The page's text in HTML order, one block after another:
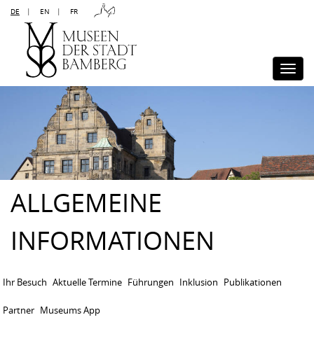
DE EN FR
Kontakt Sitemap Impressum
Disclaimer
Presse
ALLGEMEINE
INFORMATIONEN
Ihr Besuch Aktuelle Termine Führungen Inklusion Publikationen
Partner Museums App